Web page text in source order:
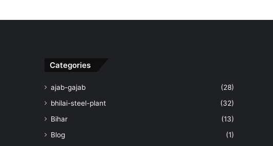
Categories
ajab-gajab
(28)
bhilai-steel-plant
(32)
Bihar
(13)
Blog
(1)